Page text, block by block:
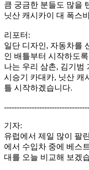
큼 궁금한 분들도 많을
닛산 캐시카이 대 폭스
리포터:
일단 디자인, 자동차를
인 배틀부터 시작하도
나는 우리 삼촌, 김기범
시승기 카대카, 닛산 캐
틀 시작하겠습니다.
기자:
유럽에서 제일 많이 팔
에서 수입차 중에 베스
대를 오늘 비교해 보겠